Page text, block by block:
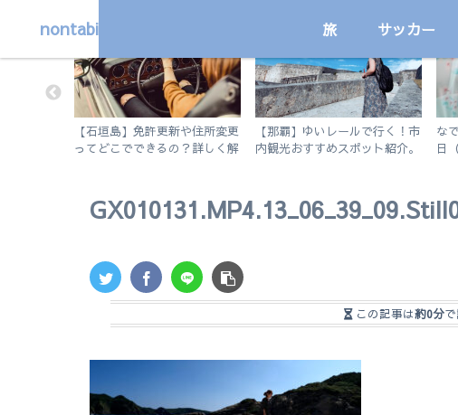
nontabi 旅 サッカー
国内
【石垣島】免許更新や住所変更
ってどこでできるの？詳しく解
【那覇】ゆいレールで行く！市
内観光おすすめスポット紹介。
な
日
この記事は約0分で